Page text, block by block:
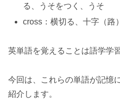
る、うそをつく、うそ
cross：横切る、十字（路
英単語を覚えることは語学学
今回は、これらの単語が記憶
紹介します。